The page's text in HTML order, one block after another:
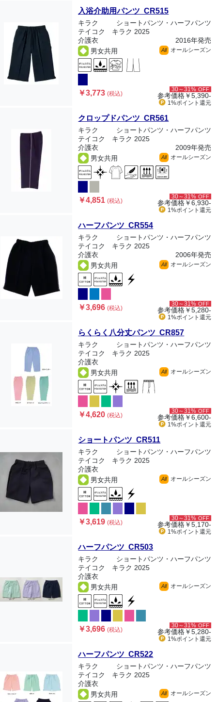
入浴介助用パンツ CR515
キラク
ショートパンツ・ハーフパンツ
テイコク キラク 2025
介護衣
2016年発売
男女共用
All オールシーズン
￥3,773(税込)
30～31% OFF
参考価格￥5,390-
1%ポイント 還元
クロップドパンツ CR561
キラク
ショートパンツ・ハーフパンツ
テイコク キラク 2025
介護衣
2009年発売
男女共用
All オールシーズン
￥4,851(税込)
30～31% OFF
参考価格￥6,930-
1%ポイント 還元
ハーフパンツ CR554
キラク
ショートパンツ・ハーフパンツ
テイコク キラク 2025
介護衣
2006年発売
男女共用
All オールシーズン
￥3,696(税込)
30～31% OFF
参考価格￥5,280-
1%ポイント 還元
らくらく八分丈パンツ CR857
キラク
ショートパンツ・ハーフパンツ
テイコク キラク 2025
介護衣
男女共用
All オールシーズン
￥4,620(税込)
30～31% OFF
参考価格￥6,600-
1%ポイント 還元
ショートパンツ CR511
キラク
ショートパンツ・ハーフパンツ
テイコク キラク 2025
介護衣
男女共用
All オールシーズン
￥3,619(税込)
30～31% OFF
参考価格￥5,170-
1%ポイント 還元
ハーフパンツ CR503
キラク
ショートパンツ・ハーフパンツ
テイコク キラク 2025
介護衣
男女共用
All オールシーズン
￥3,696(税込)
30～31% OFF
参考価格￥5,280-
1%ポイント 還元
ハーフパンツ CR522
キラク
ショートパンツ・ハーフパンツ
テイコク キラク 2025
介護衣
男女共用
All オールシーズン